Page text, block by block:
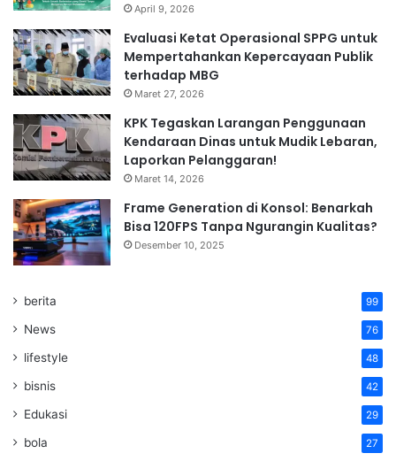
April 9, 2026
Evaluasi Ketat Operasional SPPG untuk
Mempertahankan Kepercayaan Publik
terhadap MBG
Maret 27, 2026
KPK Tegaskan Larangan Penggunaan
Kendaraan Dinas untuk Mudik Lebaran,
Laporkan Pelanggaran!
Maret 14, 2026
Frame Generation di Konsol: Benarkah
Bisa 120FPS Tanpa Ngurangin Kualitas?
Desember 10, 2025
berita 99
News 76
lifestyle 48
bisnis 42
Edukasi 29
bola 27